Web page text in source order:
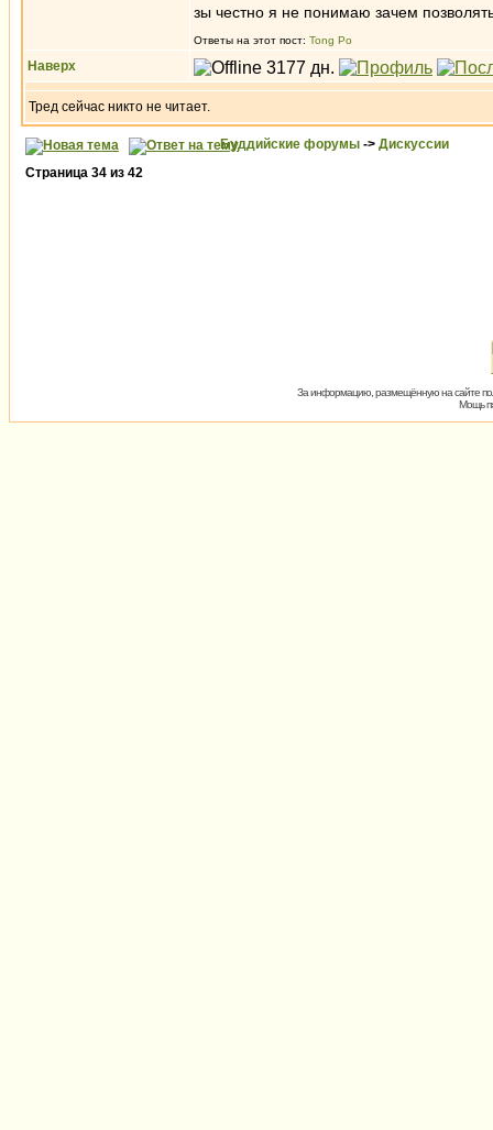
зы честно я не понимаю зачем
Ответы на этот пост: Tong Po
Наверх
Тред сейчас никто не читает.
Буддийские форумы -> Дискуссии
Страница 34 из 42
За информацию, размещённую на сайте
Мощь